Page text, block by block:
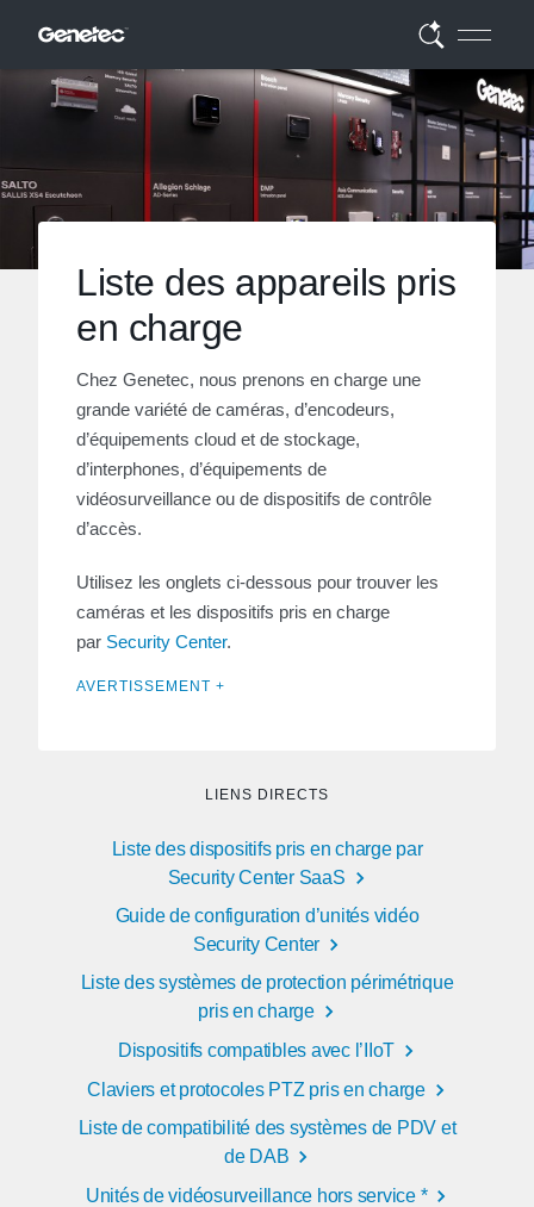
Liste des appareils pris
en charge
Chez Genetec, nous prenons en charge une
grande variété de caméras, d’encodeurs,
d’équipements cloud et de stockage,
d’interphones, d’équipements de
vidéosurveillance ou de dispositifs de contrôle
d’accès.
Utilisez les onglets ci-dessous pour trouver les
caméras et les dispositifs pris en charge
par Security Center.
AVERTISSEMENT +
LIENS DIRECTS
Liste des dispositifs pris en charge par
Security Center SaaS
Guide de configuration d’unités vidéo
Security Center
Liste des systèmes de protection périmétrique
pris en charge
Dispositifs compatibles avec l’IIoT
Claviers et protocoles PTZ pris en charge
Liste de compatibilité des systèmes de PDV et
de DAB
Unités de vidéosurveillance hors service *